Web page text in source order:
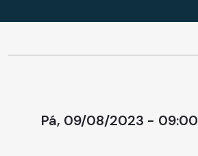
Pá, 09/08/2023 - 09:00